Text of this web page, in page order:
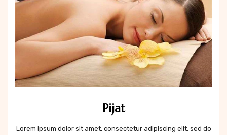
Pijat
Lorem ipsum dolor sit amet, consectetur adipiscing elit, sed do